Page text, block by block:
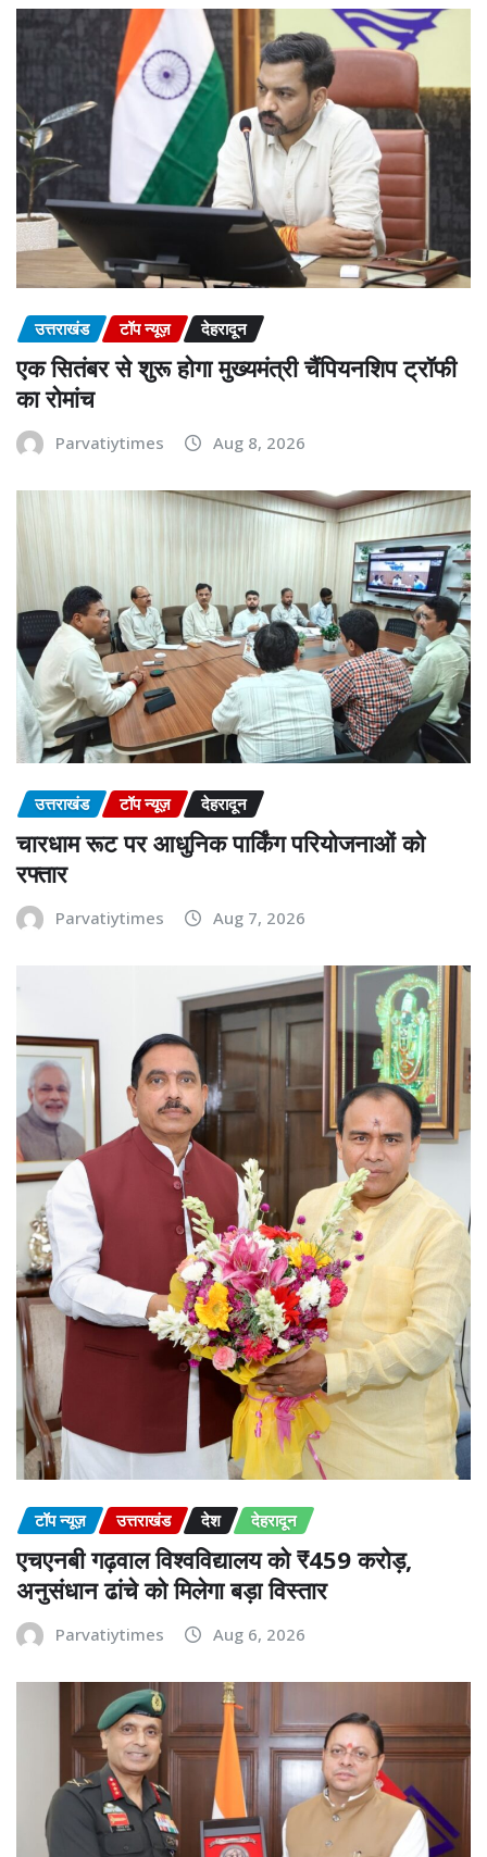
उत्तराखंड टॉप न्यूज़ देहरादून
एक सितंबर से शुरू होगा मुख्यमंत्री चैंपियनशिप ट्रॉफी
का रोमांच
Parvatiytimes Aug 8, 2026
उत्तराखंड टॉप न्यूज़ देहरादून
चारधाम रूट पर आधुनिक पार्किंग परियोजनाओं को
रफ्तार
Parvatiytimes Aug 7, 2026
टॉप न्यूज़ उत्तराखंड देश देहरादून
एचएनबी गढ़वाल विश्वविद्यालय को ₹459 करोड़,
अनुसंधान ढांचे को मिलेगा बड़ा विस्तार
Parvatiytimes Aug 6, 2026